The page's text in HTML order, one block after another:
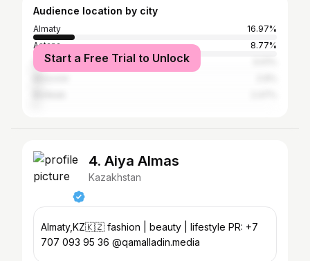
Audience location by city
Almaty
16.97%
Astana
8.77%
Shymkent
Start a Free Trial to Unlock
4. Aiya Almas
Kazakhstan
Almaty,KZ🇰🇿 fashion | beauty | lifestyle PR: +7
707 093 95 36 @qamalladin.media